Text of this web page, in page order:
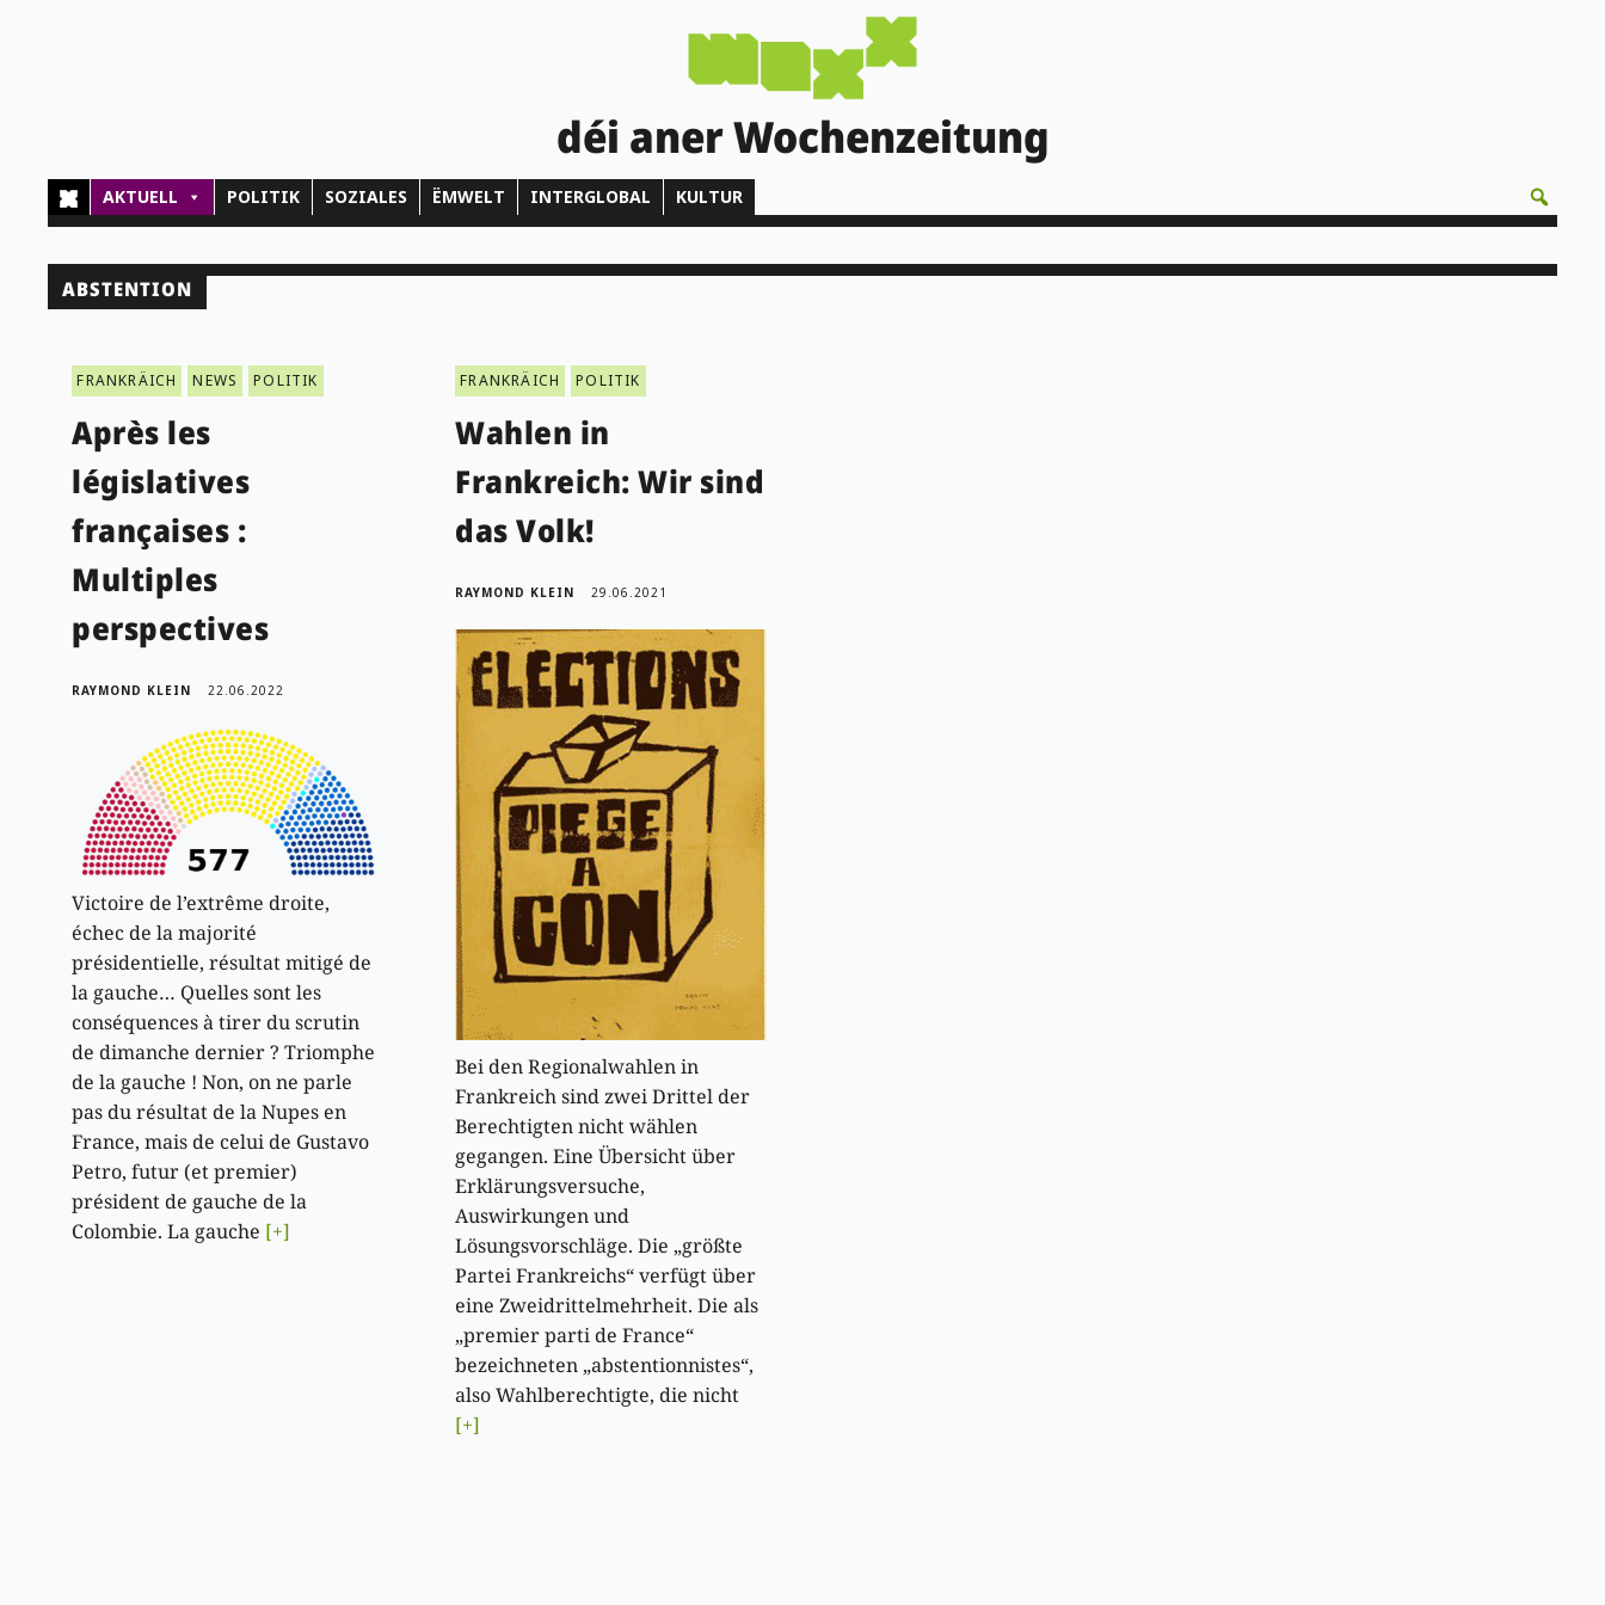
déi aner Wochenzeitung
AKTUELL POLITIK SOZIALES ËMWELT INTERGLOBAL KULTUR
ABSTENTION
FRANKRÄICH NEWS POLITIK
Après les
législatives
françaises :
Multiples
perspectives
RAYMOND KLEIN 22.06.2022
Victoire de l’extrême droite,
échec de la majorité
présidentielle, résultat mitigé de
la gauche… Quelles sont les
conséquences à tirer du scrutin
de dimanche dernier ? Triomphe
de la gauche ! Non, on ne parle
pas du résultat de la Nupes en
France, mais de celui de Gustavo
Petro, futur (et premier)
président de gauche de la
Colombie. La gauche [+]
FRANKRÄICH POLITIK
Wahlen in
Frankreich: Wir sind
das Volk!
RAYMOND KLEIN 29.06.2021
Bei den Regionalwahlen in
Frankreich sind zwei Drittel der
Berechtigten nicht wählen
gegangen. Eine Übersicht über
Erklärungsversuche,
Auswirkungen und
Lösungsvorschläge. Die „größte
Partei Frankreichs“ verfügt über
eine Zweidrittelmehrheit. Die als
„premier parti de France“
bezeichneten „abstentionnistes“,
also Wahlberechtigte, die nicht
[+]